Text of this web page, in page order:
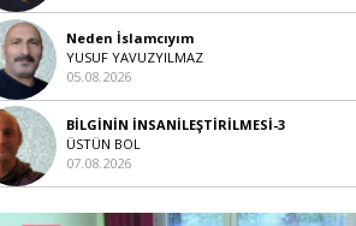
Neden İslamcıyım
YUSUF YAVUZYILMAZ
05.08.2026
BİLGİNİN İNSANİLEŞTİRİLMESİ-3
ÜSTÜN BOL
07.08.2026